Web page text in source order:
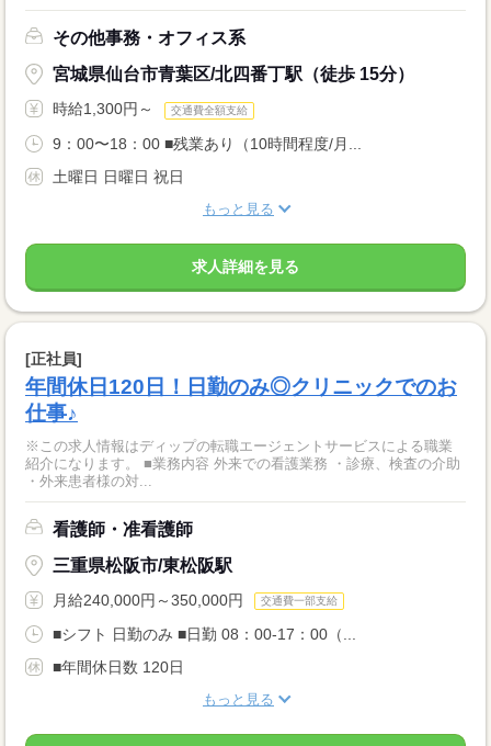
その他事務・オフィス系
宮城県仙台市青葉区/北四番丁駅（徒歩 15分）
時給1,300円～ 交通費全額支給
9：00〜18：00 ■残業あり（10時間程度/月...
土曜日 日曜日 祝日
もっと見る
求人詳細を見る
[正社員]
年間休日120日！日勤のみ◎クリニックでのお
仕事♪
※この求人情報はディップの転職エージェントサービスによる職業
紹介になります。 ■業務内容 外来での看護業務 ・診療、検査の介助
・外来患者様の対...
看護師・准看護師
三重県松阪市/東松阪駅
月給240,000円～350,000円 交通費一部支給
■シフト 日勤のみ ■日勤 08：00-17：00（...
■年間休日数 120日
もっと見る